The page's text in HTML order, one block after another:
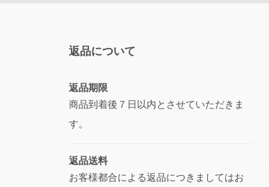
返品について
返品期限
商品到着後７日以内とさせていただきま
す。
返品送料
お客様都合による返品につきましてはお